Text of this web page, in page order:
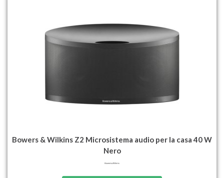
Bowers & Wilkins Z2 Microsistema audio per la casa 40 W
Nero